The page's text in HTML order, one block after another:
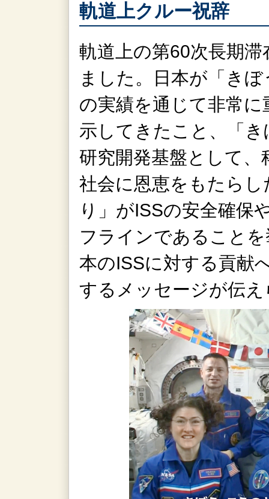
軌道上クルー祝辞
軌道上の第60次長期
ました。日本が「き
の実績を通じて非常
示してきたこと、「
研究開発基盤として
社会に恩恵をもたら
り」がISSの安全確保
フラインであること
本のISSに対する貢献
するメッセージが伝